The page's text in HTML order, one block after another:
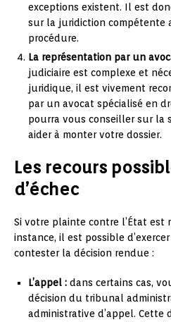
exceptions existent. Il est
sur la juridiction compétente
procédure.
La représentation par un
judiciaire est complexe et
juridique, il est vivement
par un avocat spécialisé en
pourra vous conseiller sur la
aider à monter votre dossier.
Les recours
d’échec
Si votre plainte contre l’État est
instance, il est possible
contester la décision rendue :
L’appel : dans certains cas,
décision du tribunal
administrative d’appel. Cette